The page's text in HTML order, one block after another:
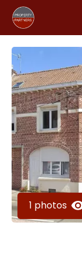
1 photos